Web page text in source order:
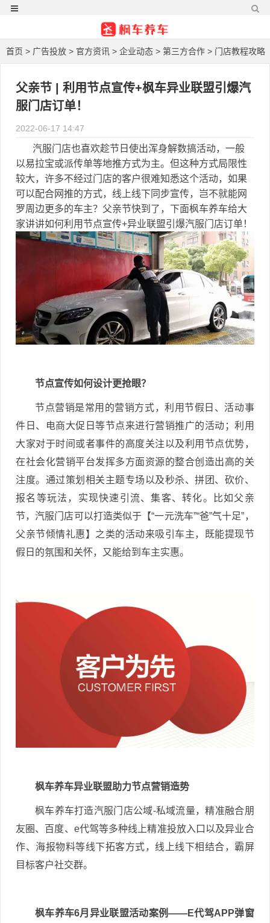
首页 > 广告投放 > 官方资讯 > 企业动态 > 第三方合作 > 门店教程攻略
父亲节 | 利用节点宣传+枫车异业联盟引爆汽
服门店订单！
2022-06-17 14:47
汽服门店也喜欢趁节日使出浑身解数搞活动，一般
以易拉宝或派传单等地推方式为主。但这种方式局限性
较大，许多不经过门店的客户很难知悉这个活动，如果
可以配合网推的方式，线上线下同步宣传，岂不就能网
罗周边更多的车主？父亲节快到了，下面枫车养车给大
家讲讲如何利用节点宣传+异业联盟引爆汽服门店订单！
节点宣传如何设计更抢眼？
节点营销是常用的营销方式，利用节假日、活动事
件日、电商大促日等节点来进行营销推广的活动；利用
大家对于时间或者事件的高度关注以及利用节点优势，
在社会化营销平台发挥多方面资源的整合创造出高的关
注度。通过策划相关主题专场以及秒杀、拼团、砍价、
报名等玩法，实现快速引流、集客、转化。比如父亲
节，汽服门店可以打造类似于【“一元洗车”“爸”气十足”，
父亲节倾情礼惠】之类的活动来吸引车主，既能提现节
假日的氛围和关怀，又能给到车主实惠。
枫车养车异业联盟助力节点营销造势
枫车养车打造汽服门店公域-私域流量，精准融合朋
友圈、百度、e代驾等多种线上精准投放入口以及异业合
作、海报物料等线下拓客方式，线上线下相结合，霸屏
目标客户社交群。
枫车养车6月异业联盟活动案例——E代驾APP弹窗